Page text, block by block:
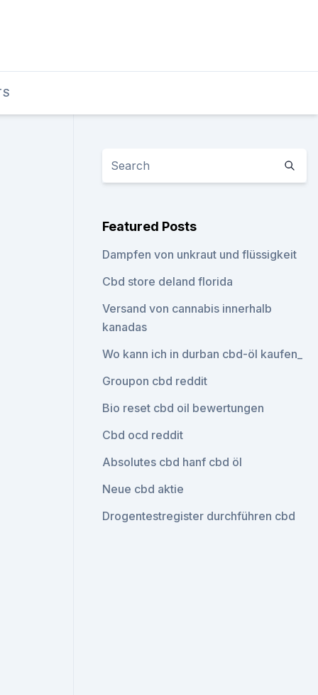
Featured Posts
Dampfen von unkraut und flüssigkeit
Cbd store deland florida
Versand von cannabis innerhalb
kanadas
Wo kann ich in durban cbd-öl kaufen_
Groupon cbd reddit
Bio reset cbd oil bewertungen
Cbd ocd reddit
Absolutes cbd hanf cbd öl
Neue cbd aktie
Drogentestregister durchführen cbd